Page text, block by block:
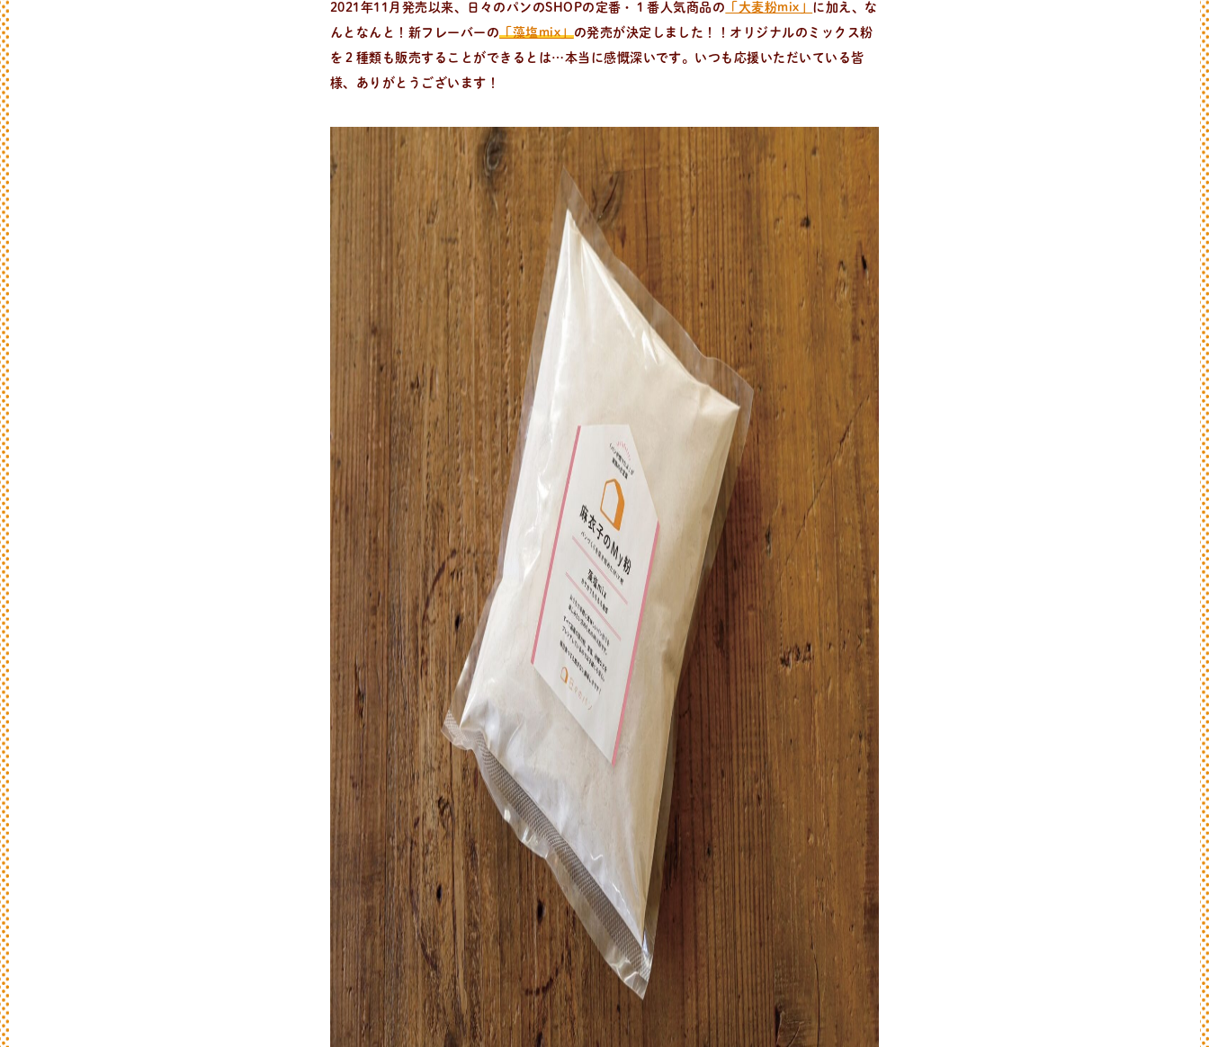
日々のパンの活動状況やイベント、コラムをいち早くお届け中！
2021年11月発売以来、日々のパンのSHOPの定番・１番人気商品の 「大麦粉mix」 に加え、な
んとなんと！新フレーバーの「藻塩mix」の発売が決定しました！！オリジナルのミックス粉
を２種類も販売することができるとは…本当に感慨深いです。いつも応援いただいている皆
様、ありがとうございます！